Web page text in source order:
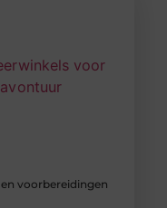
voorbereidingen